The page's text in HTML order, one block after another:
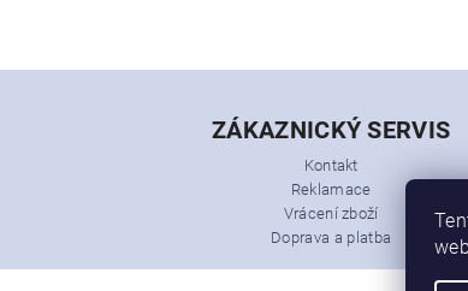
ZÁKAZNICKÝ SERVIS
Kontakt
Reklamace
Vrácení zboží
Doprava a platba